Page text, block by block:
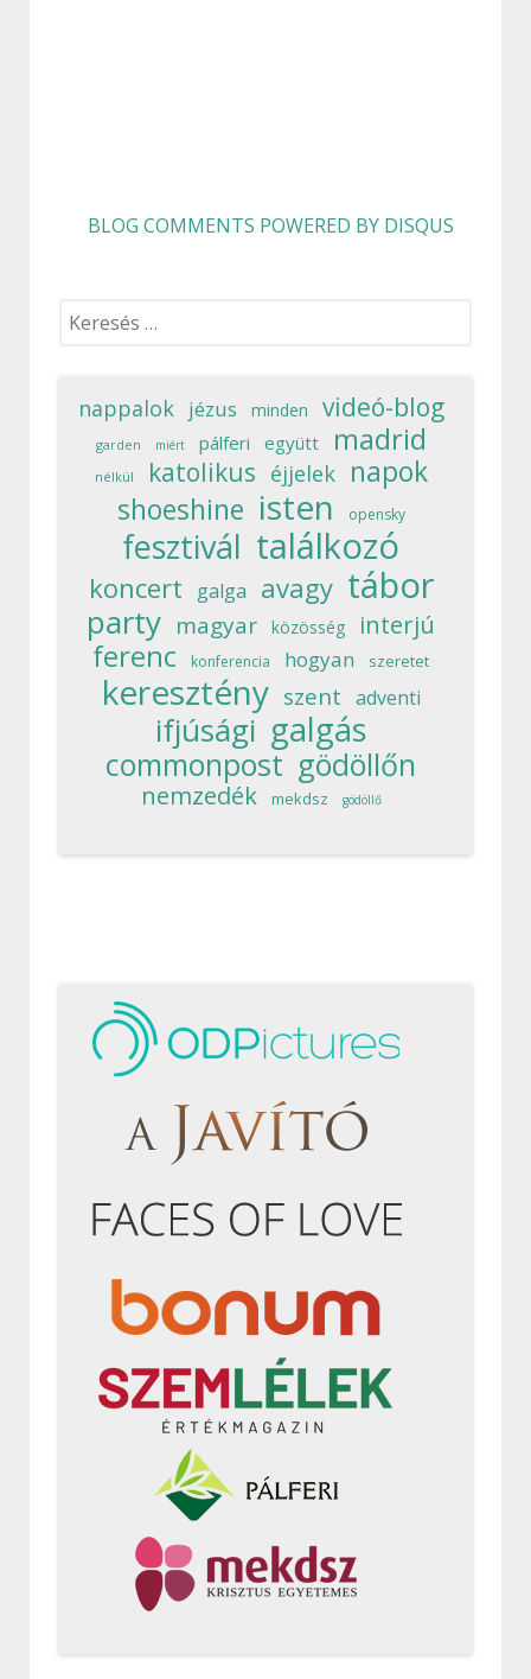
BLOG COMMENTS POWERED BY DISQUS
Keresés...
nappalok jézus minden videó-blog
garden miért pálferi együtt madrid
nélkül katolikus éjjelek
napok
shoeshine isten opensky
fesztivál találkozó
koncert galga avagy tábor
party magyar közösség interjú
ferenc konferencia hogyan szeretet
keresztény szent adventi
ifjúsági galgás
commonpost gödöllőn
nemzedék mekdsz gödöllő